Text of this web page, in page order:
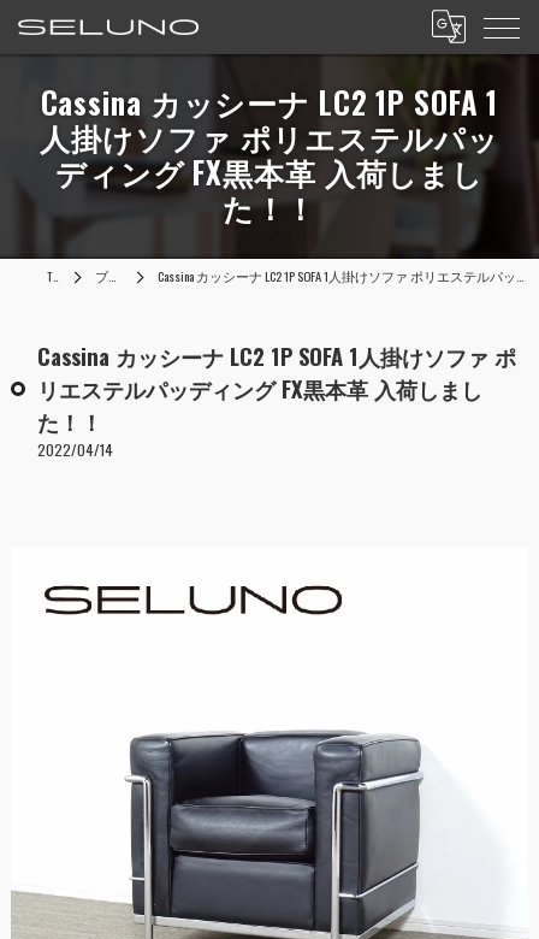
Cassina カッシーナ LC2 1P SOFA 1
人掛けソファ ポリエステルパッ
ディング FX黒本革 入荷しまし
た！！
TOP ブログ Cassina カッシーナ LC2 1P SOFA 1人掛けソファ ポリエステルパッディング FX黒本革 入荷しました！！
Cassina カッシーナ LC2 1P SOFA 1人掛けソファ ポ
リエステルパッディング FX黒本革 入荷しまし
た！！
2022/04/14